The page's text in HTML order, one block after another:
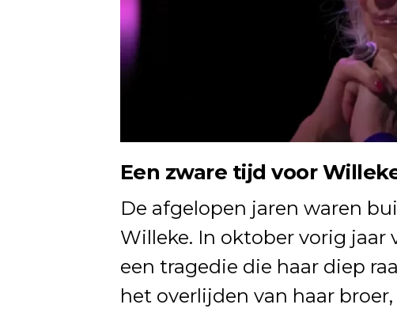
Een zware tijd voor
De afgelopen jaren waren
Willeke. In oktober vorig jaar
een tragedie die haar diep
het overlijden van haar